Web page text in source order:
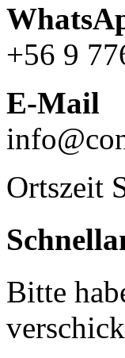
+56 9
E-Mail
Ortszeit
Bitte